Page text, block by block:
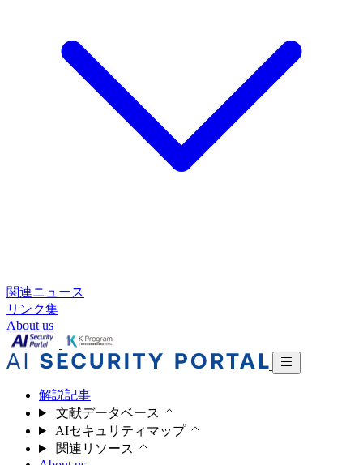
関連ニュース
リンク集
About us
解説記事
文献データベース
AIセキュリティマップ
関連リソース